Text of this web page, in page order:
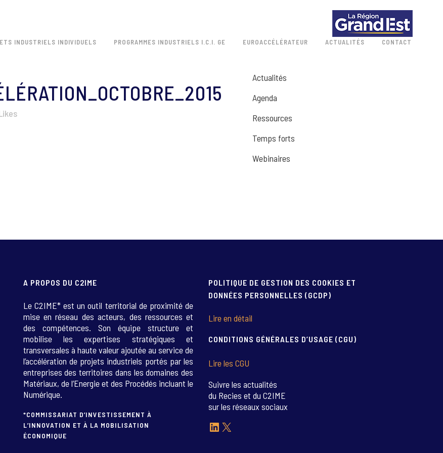
INDUSTRIELS INDIVIDUELS PROGRAMMES INDUSTRIELS I.C.I. GE EUROACCÉLÉRATEUR ACTUALITÉS CONTACT
Actualités
Agenda
Ressources
Temps forts
Webinaires
A PROPOS DU C2IME
Le C2IME* est un outil territorial de proximité de
mise en réseau des acteurs, des ressources et
des compétences. Son équipe structure et
mobilise les expertises stratégiques et
transversales à haute valeur ajoutée au service de
l’accélération de projets industriels portés par les
entreprises des territoires dans les domaines des
Matériaux, de l’Energie et des Procédés incluant le
Numérique.
*COMMISSARIAT D’INVESTISSEMENT À
L’INNOVATION ET À LA MOBILISATION
ÉCONOMIQUE
POLITIQUE DE GESTION DES COOKIES ET
DONNÉES PERSONNELLES (GCDP)
Lire en détail
CONDITIONS GÉNÉRALES D’USAGE (CGU)
Lire les CGU
Suivre les actualités
du Recies et du C2IME
sur les réseaux sociaux
LinkedIn
X